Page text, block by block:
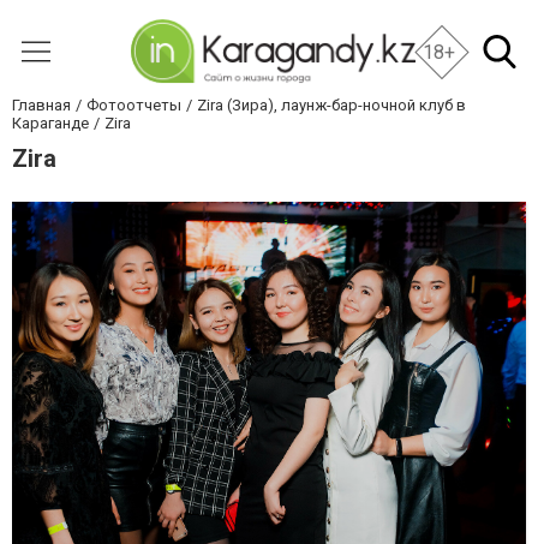
18+
Главная Фотоотчеты
Zira (Зира), лаунж-бар-ночной клуб в
Караганде
Zira
Zira